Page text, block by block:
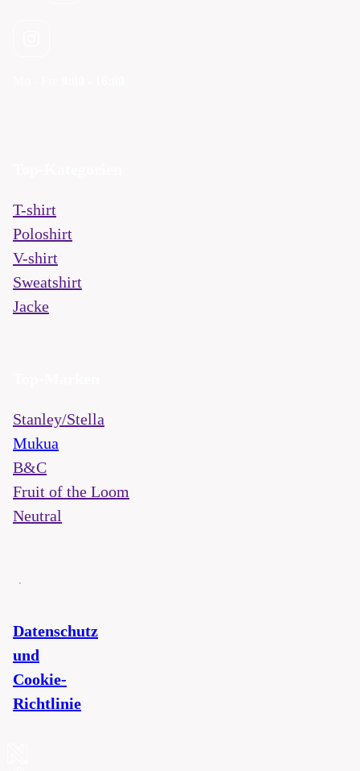
T-shirt
Poloshirt
V-shirt
Sweatshirt
Jacke
Stanley/Stella
Mukua
B&C
Fruit of the Loom
Neutral
Datenschutz
und
Cookie-
Richtlinie